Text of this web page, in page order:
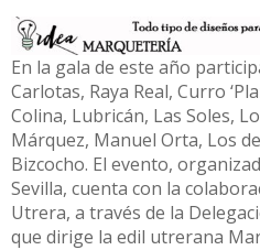
En la gala de este año
Carlotas, Raya Real, Curro
Colina, Lubricán, Las Soles,
Márquez, Manuel Orta, Los
Bizcocho. El evento,
Sevilla, cuenta con la
Utrera, a través de la
que dirige la edil utrerana